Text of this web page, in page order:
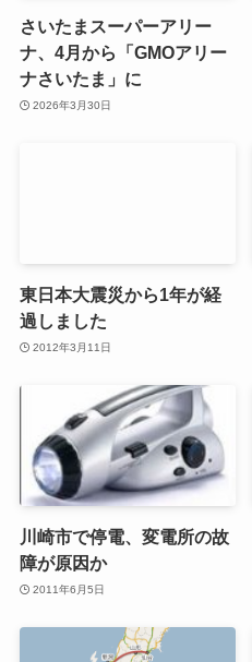
さいたまスーパーアリー
ナ、4月から「GMOアリー
ナさいたま」に
2026年3月30日
東日本大震災から1年が経
過しました
2012年3月11日
川崎市で停電、変電所の故
障が原因か
2011年6月5日